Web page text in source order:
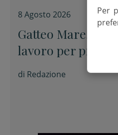
8 Agosto 2026
Gatteo Mare,
lavoro per
gang
di Redazione
Per